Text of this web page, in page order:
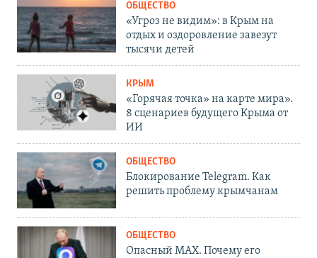
ОБЩЕСТВО
«Угроз не видим»: в Крым на
отдых и оздоровление завезут
тысячи детей
КРЫМ
«Горячая точка» на карте мира».
8 сценариев будущего Крыма от
ИИ
ОБЩЕСТВО
Блокирование Telegram. Как
решить проблему крымчанам
ОБЩЕСТВО
Опасный MAX. Почему его